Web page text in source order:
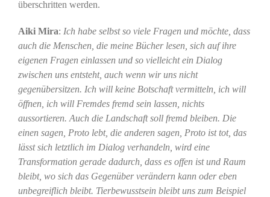
überschritten werden.
Aiki Mira: Ich habe selbst so viele Fragen und möchte, dass
auch die Menschen, die meine Bücher lesen, sich auf ihre
eigenen Fragen einlassen und so vielleicht ein Dialog
zwischen uns entsteht, auch wenn wir uns nicht
gegenübersitzen. Ich will keine Botschaft vermitteln, ich will
öffnen, ich will Fremdes fremd sein lassen, nichts
aussortieren. Auch die Landschaft soll fremd bleiben. Die
einen sagen, Proto lebt, die anderen sagen, Proto ist tot, das
lässt sich letztlich im Dialog verhandeln, wird eine
Transformation gerade dadurch, dass es offen ist und Raum
bleibt, wo sich das Gegenüber verändern kann oder eben
unbegreiflich bleibt. Tierbewusstsein bleibt uns zum Beispiel